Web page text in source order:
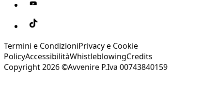
Termini e CondizioniPrivacy e Cookie
PolicyAccessibilitàWhistleblowingCredits
Copyright 2026 ©Avvenire P.Iva 00743840159